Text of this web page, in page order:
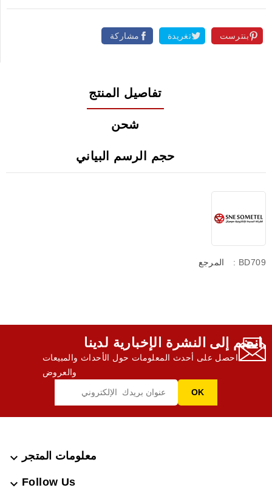
مشاركة تغريدة بنترست
تفاصيل المنتج
شحن
حجم الرسم البياني
المرجع : BD709
انضم إلى النشرة الإخبارية لدينا,
احصل على أحدث المعلومات حول الأحداث والمبيعات
والعروض
معلومات المتجر 
Follow Us
